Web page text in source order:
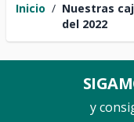
Inicio / Nuestras
del 2022
y